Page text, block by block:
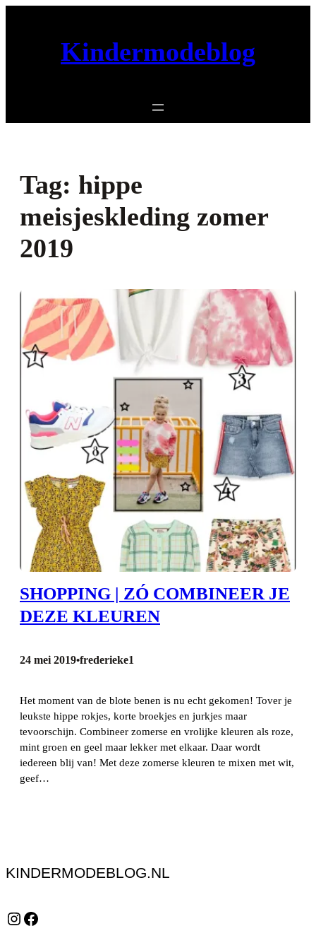
Kindermodeblog
Tag: hippe
meisjeskleding zomer
2019
SHOPPING | ZÓ COMBINEER JE
DEZE KLEUREN
24 mei 2019•frederieke1
Het moment van de blote benen is nu echt gekomen! Tover je
leukste hippe rokjes, korte broekjes en jurkjes maar
tevoorschijn. Combineer zomerse en vrolijke kleuren als roze,
mint groen en geel maar lekker met elkaar. Daar wordt
iedereen blij van! Met deze zomerse kleuren te mixen met wit,
geef…
KINDERMODEBLOG.NL
Instagram Facebook